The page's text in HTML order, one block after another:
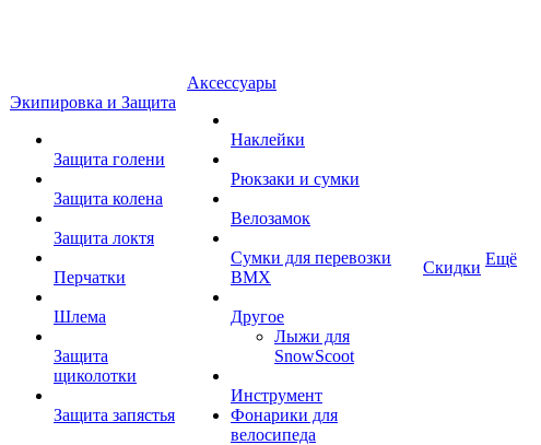
Экипировка и Защита
Защита голени
Защита колена
Защита локтя
Перчатки
Шлема
Защита
щиколотки
Защита запястья
Аксессуары
Наклейки
Рюкзаки и сумки
Велозамок
Сумки для перевозки
BMX
Другое
Лыжи для
SnowScoot
Инструмент
Фонарики для
велосипеда
Скидки Ещё